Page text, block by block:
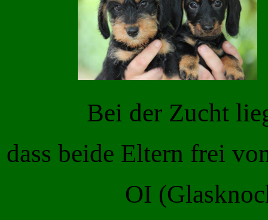
Bei der Zucht
dass beide Eltern frei
OI